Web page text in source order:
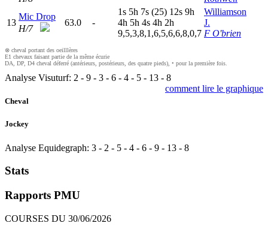
13
Mic Drop
H/7
63.0 -
1s 5h 7s (25) 12s 9h
4h 5h 4s 4h 2h
9,5,3,8,1,6,5,6,6,8,0,7
Williamson
J.
F O'brien
⊗ cheval portant des oeilllères
E1 chevaux faisant partie de la même écurie
DA, DP, D4 cheval déferré (antérieurs, postérieurs, des quatre pieds), • pour la première fois.
Analyse Visuturf: 2 - 9 - 3 - 6 - 4 - 5 - 13 - 8
comment lire le graphique
Cheval
Jockey
Analyse Equidegraph: 3 - 2 - 5 - 4 - 6 - 9 - 13 - 8
Stats
Rapports PMU
COURSES DU 30/06/2026